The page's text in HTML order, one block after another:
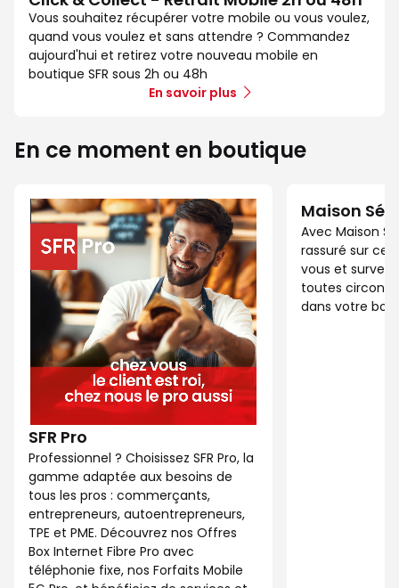
Vous souhaitez récupérer votre mobile ou vous voulez,
quand vous voulez et sans attendre ? Commandez
aujourd'hui et retirez votre nouveau mobile en
boutique SFR sous 2h ou 48h
En savoir plus
En ce moment en boutique
SFR Pro
Professionnel ? Choisissez SFR Pro, la
gamme adaptée aux besoins de
tous les pros : commerçants,
entrepreneurs, autoentrepreneurs,
TPE et PME. Découvrez nos Offres
Box Internet Fibre Pro avec
téléphonie fixe, nos Forfaits Mobile
Maison
Avec Maison
rassuré sur ce
vous et
toutes
dans votre